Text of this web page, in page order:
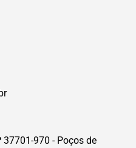
37701-970 - Poços de